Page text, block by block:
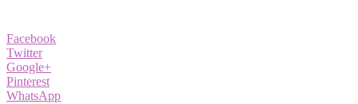
Facebook
Twitter
Google+
Pinterest
WhatsApp